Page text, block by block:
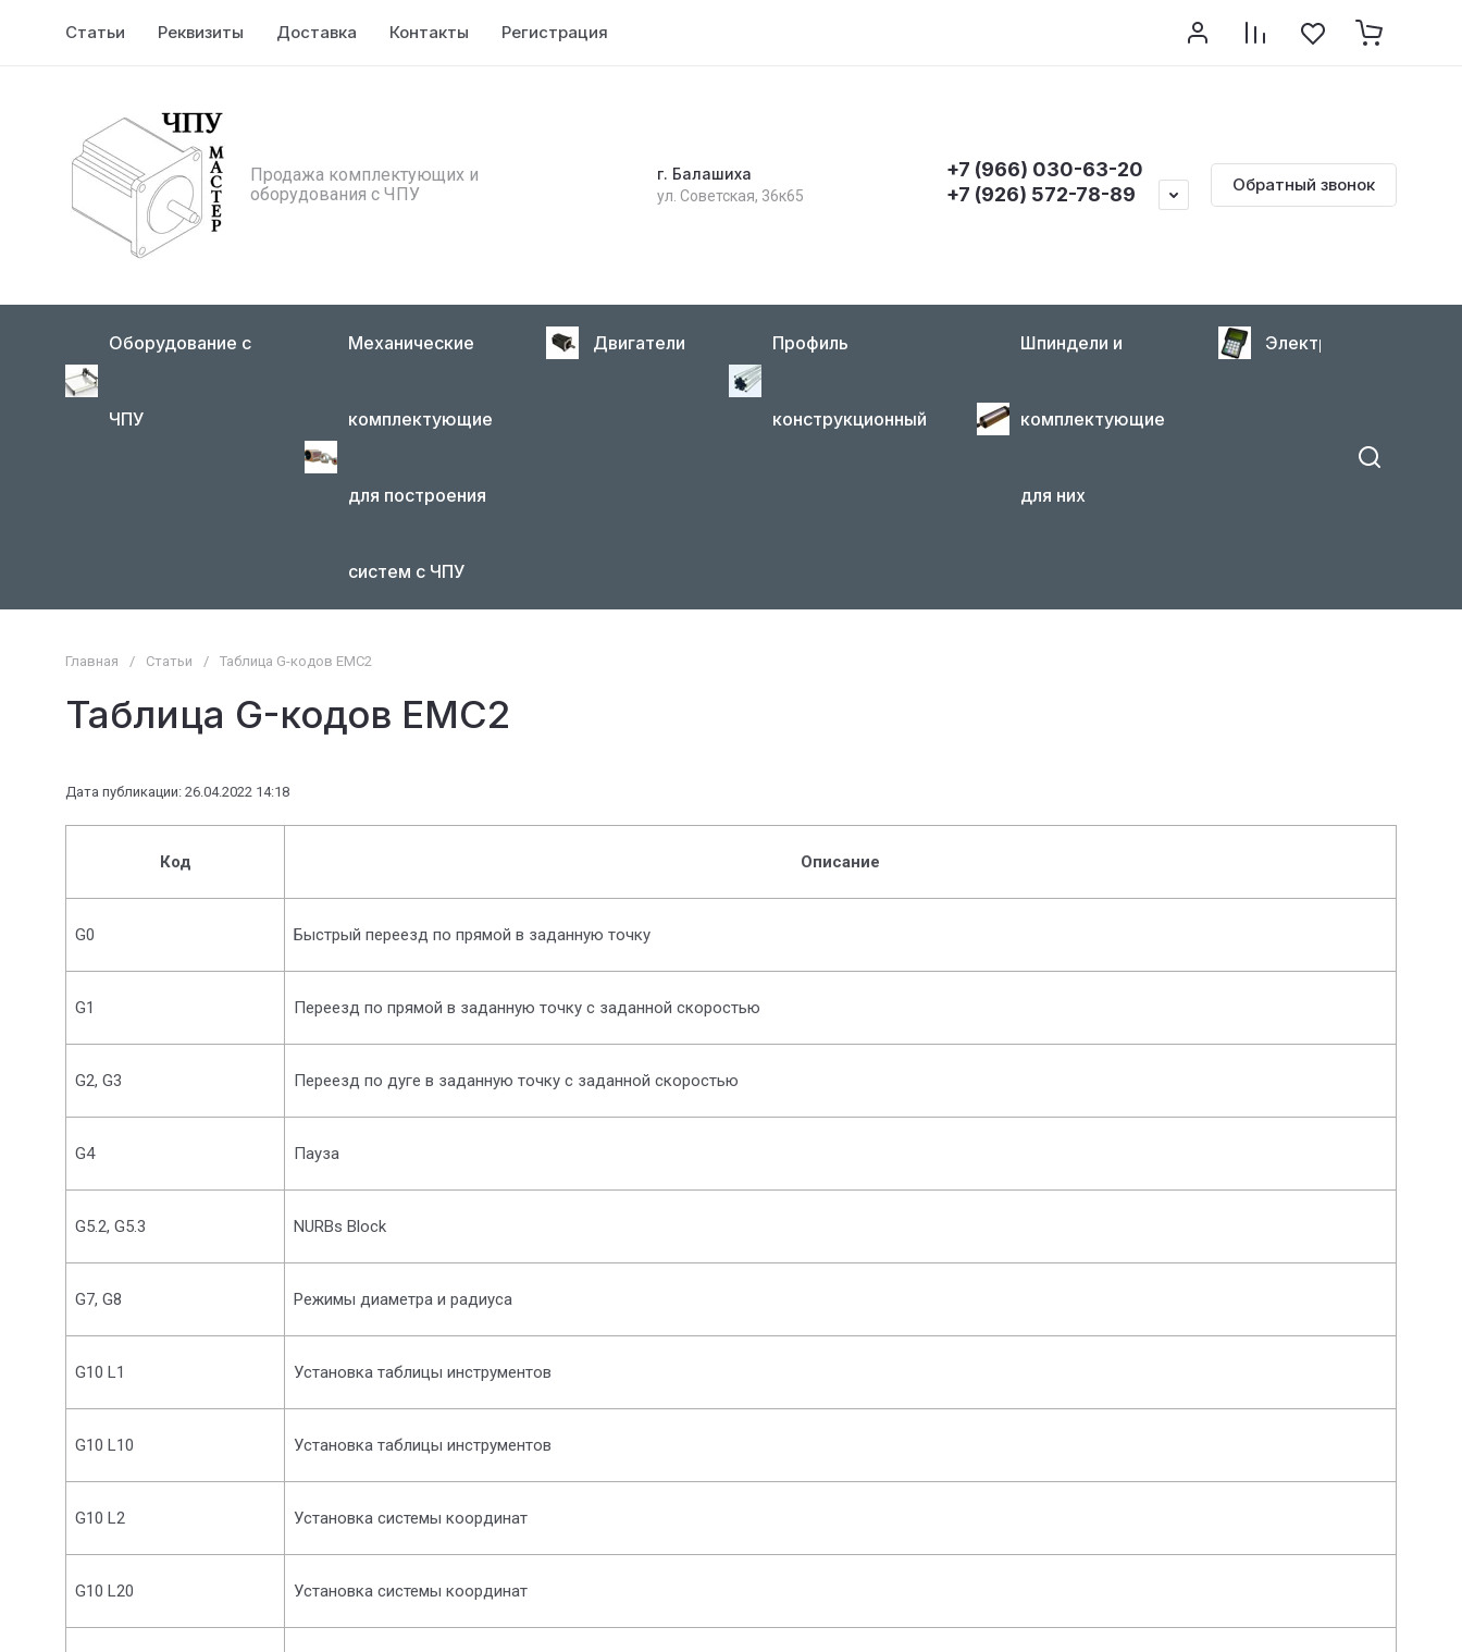
Статьи Реквизиты Доставка Контакты Регистрация
Продажа комплектующих и
оборудования с ЧПУ
г. Балашиха
ул. Советская, 36к65
+7 (966) 030-63-20
+7 (926) 572-78-89
Обратный звонок
Оборудование с
ЧПУ
Механические
комплектующие
для построения
систем с ЧПУ
Двигатели Профиль
конструкционный
Шпиндели и
комплектующие
для них
Электроника
Главная / Статьи / Таблица G-кодов EMC2
Таблица G-кодов EMC2
Дата публикации: 26.04.2022 14:18
Код Описание
G0 Быстрый переезд по прямой в заданную точку
G1 Переезд по прямой в заданную точку с заданной скоростью
G2, G3 Переезд по дуге в заданную точку с заданной скоростью
G4 Пауза
G5.2, G5.3 NURBs Block
G7, G8 Режимы диаметра и радиуса
G10 L1 Установка таблицы инструментов
G10 L10 Установка таблицы инструментов
G10 L2 Установка системы координат
G10 L20 Установка системы координат